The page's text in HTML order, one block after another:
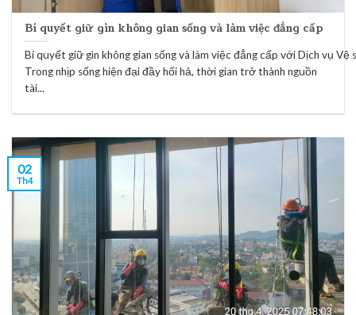
Bí quyết giữ gìn không gian sống và làm việc đẳng cấp
Bí quyết giữ gìn không gian sống và làm việc đẳng cấp với Dịch vụ Vệ
Trong nhịp sống hiện đại đầy hối hả, thời gian trở thành nguồn
tài...
02
Th4